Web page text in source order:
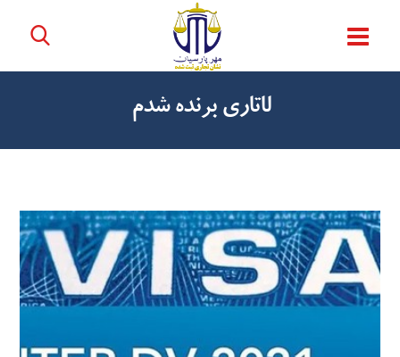
لاتاری برنده شدم